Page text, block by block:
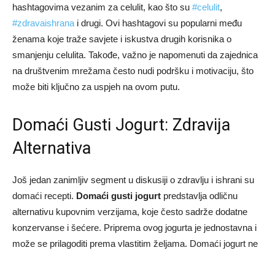
hashtagovima vezanim za celulit, kao što su #celulit,
#zdravaishrana i drugi. Ovi hashtagovi su popularni među
ženama koje traže savjete i iskustva drugih korisnika o
smanjenju celulita. Takođe, važno je napomenuti da zajednica
na društvenim mrežama često nudi podršku i motivaciju, što
može biti ključno za uspjeh na ovom putu.
Domaći Gusti Jogurt: Zdravija
Alternativa
Još jedan zanimljiv segment u diskusiji o zdravlju i ishrani su
domaći recepti. Domaći gusti jogurt predstavlja odličnu
alternativu kupovnim verzijama, koje često sadrže dodatne
konzervanse i šećere. Priprema ovog jogurta je jednostavna i
može se prilagoditi prema vlastitim željama. Domaći jogurt ne